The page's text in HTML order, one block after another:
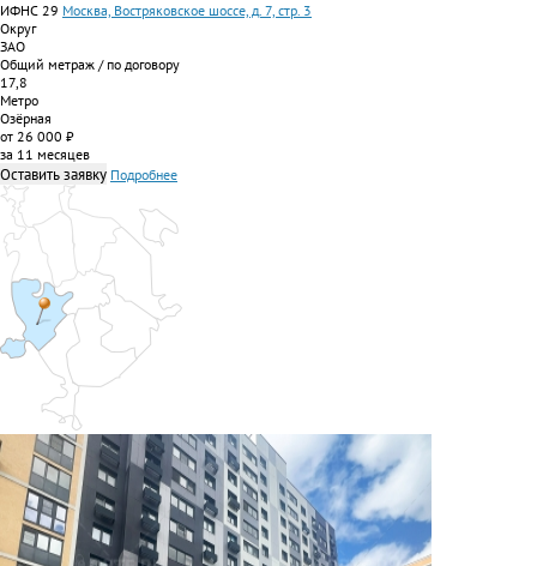
ИФНС 29 Москва, Востряковское шоссе, д. 7, стр. 3
Округ
ЗАО
Общий метраж / по договору
17,8
Метро
Озёрная
от 26 000 ₽
за 11 месяцев
Оставить заявку Подробнее